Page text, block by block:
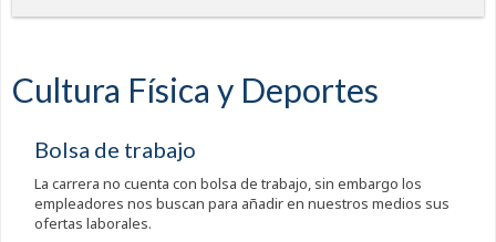
Cultura Física y Deportes
Bolsa de trabajo
La carrera no cuenta con bolsa de trabajo, sin embargo los
empleadores nos buscan para añadir en nuestros medios sus
ofertas laborales.